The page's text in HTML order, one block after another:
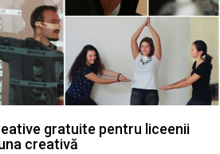
gratuite pentru liceenii
creativă